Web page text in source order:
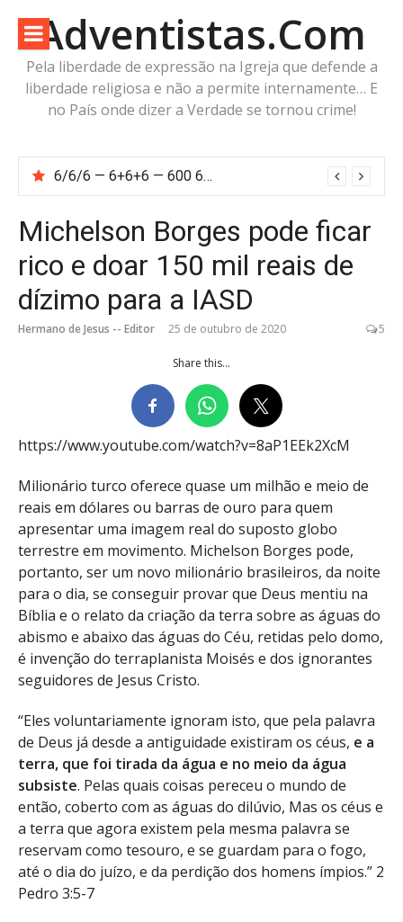
para
conteúdo
Adventistas.Com
Pela liberdade de expressão na Igreja que defende a
liberdade religiosa e não a permite internamente… E
no País onde dizer a Verdade se tornou crime!
6/6/6 — 6+6+6 — 600 60 6… Calcule o número da besta!
Michelson Borges pode ficar
rico e doar 150 mil reais de
dízimo para a IASD
Hermano de Jesus -- Editor 25 de outubro de 2020 5
Share this...
https://www.youtube.com/watch?v=8aP1EEk2XcM
Milionário turco oferece quase um milhão e meio de
reais em dólares ou barras de ouro para quem
apresentar uma imagem real do suposto globo
terrestre em movimento. Michelson Borges pode,
portanto, ser um novo milionário brasileiros, da noite
para o dia, se conseguir provar que Deus mentiu na
Bíblia e o relato da criação da terra sobre as águas do
abismo e abaixo das águas do Céu, retidas pelo domo,
é invenção do terraplanista Moisés e dos ignorantes
seguidores de Jesus Cristo.
“Eles voluntariamente ignoram isto, que pela palavra
de Deus já desde a antiguidade existiram os céus, e a
terra, que foi tirada da água e no meio da água
subsiste. Pelas quais coisas pereceu o mundo de
então, coberto com as águas do dilúvio, Mas os céus e
a terra que agora existem pela mesma palavra se
reservam como tesouro, e se guardam para o fogo,
até o dia do juízo, e da perdição dos homens ímpios.” 2
Pedro 3:5-7